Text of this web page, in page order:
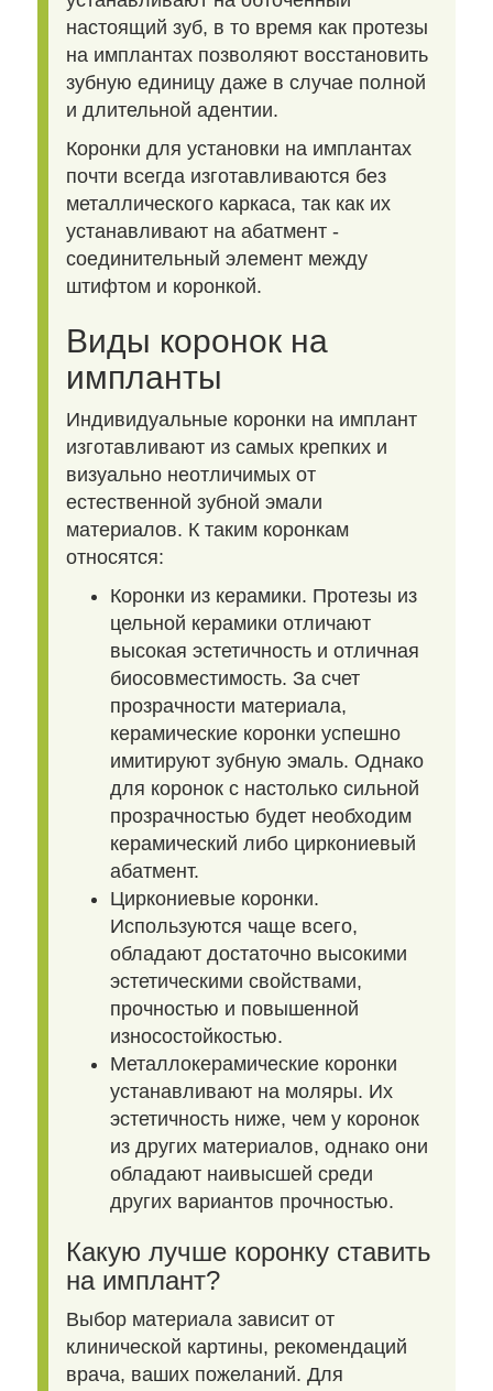
настоящий зуб, в то время как протезы
на имплантах позволяют восстановить
зубную единицу даже в случае полной
и длительной адентии.
Коронки для установки на имплантах
почти всегда изготавливаются без
металлического каркаса, так как их
устанавливают на абатмент -
соединительный элемент между
штифтом и коронкой.
Виды коронок на
импланты
Индивидуальные коронки на имплант
изготавливают из самых крепких и
визуально неотличимых от
естественной зубной эмали
материалов. К таким коронкам
относятся:
Коронки из керамики. Протезы из
цельной керамики отличают
высокая эстетичность и отличная
биосовместимость. За счет
прозрачности материала,
керамические коронки успешно
имитируют зубную эмаль. Однако
для коронок с настолько сильной
прозрачностью будет необходим
керамический либо циркониевый
абатмент.
Циркониевые коронки.
Используются чаще всего,
обладают достаточно высокими
эстетическими свойствами,
прочностью и повышенной
износостойкостью.
Металлокерамические коронки
устанавливают на моляры. Их
эстетичность ниже, чем у коронок
из других материалов, однако они
обладают наивысшей среди
других вариантов прочностью.
Какую лучше коронку ставить
на имплант?
Выбор материала зависит от
клинической картины, рекомендаций
врача, ваших пожеланий. Для